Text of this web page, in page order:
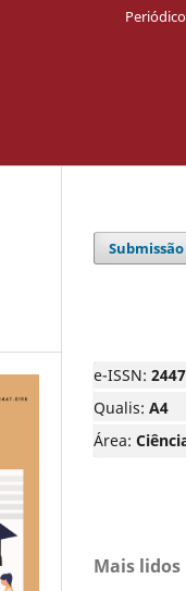
Submissão
e-ISSN:
Qualis: A4
Área:
Mais lidos